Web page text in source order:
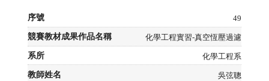
49
化學工程實習-真空恆壓過濾
化學工程系
吳弦聰